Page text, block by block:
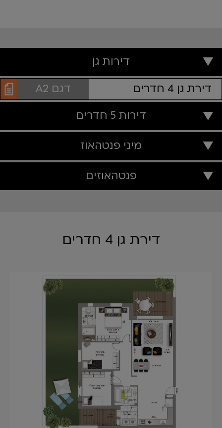
דירת גן 4 חדרים
דירות גן
דירת גן 4 חדרים
דגם A2
דירות 5 חדרים
מיני פנטהאוז
פנטהאוזים